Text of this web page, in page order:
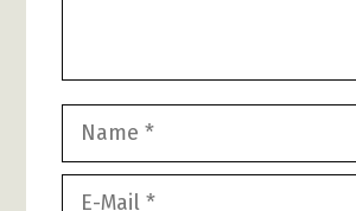
Name